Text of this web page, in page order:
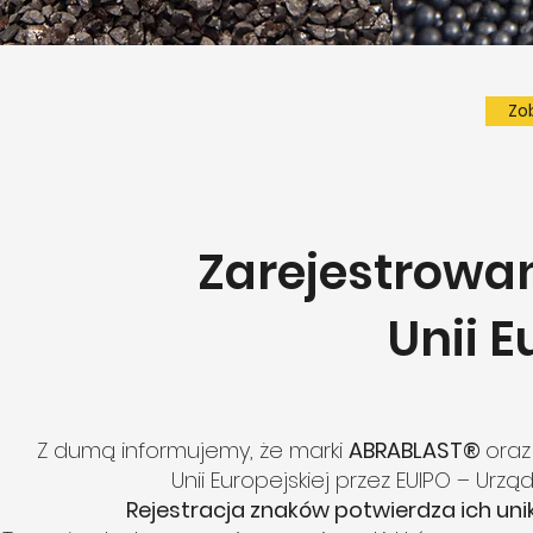
Unii
Z dumą informujemy, że marki ABRABLAST® oraz
Unii Europejskiej przez EUIPO –
Rejestracja znaków potwierdza ich